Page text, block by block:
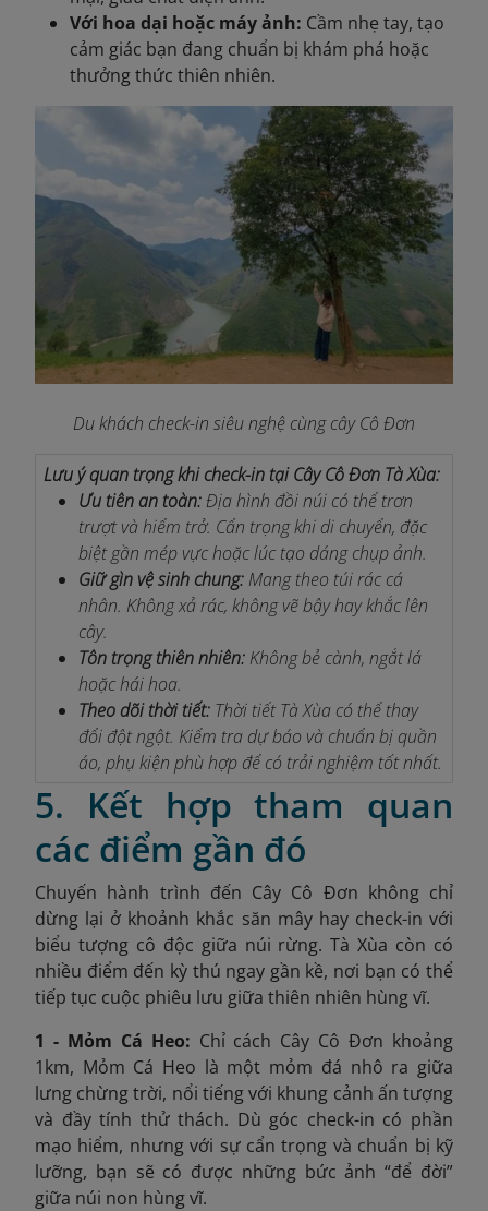
Với hoa dại hoặc máy ảnh: Cầm nhẹ tay, tạo
cảm giác bạn đang chuẩn bị khám phá hoặc
thưởng thức thiên nhiên.
Du khách check-in siêu nghệ cùng cây Cô Đơn
Lưu ý quan trọng khi check-in tại Cây Cô Đơn Tà Xùa:
Ưu tiên an toàn: Địa hình đồi núi có thể trơn
trượt và hiểm trở. Cẩn trọng khi di chuyển, đặc
biệt gần mép vực hoặc lúc tạo dáng chụp ảnh.
Giữ gìn vệ sinh chung: Mang theo túi rác cá
nhân. Không xả rác, không vẽ bậy hay khắc lên
cây.
Tôn trọng thiên nhiên: Không bẻ cành, ngắt lá
hoặc hái hoa.
Theo dõi thời tiết: Thời tiết Tà Xùa có thể thay
đổi đột ngột. Kiểm tra dự báo và chuẩn bị quần
áo, phụ kiện phù hợp để có trải nghiệm tốt nhất.
5. Kết hợp tham quan
các điểm gần đó
Chuyến hành trình đến Cây Cô Đơn không chỉ
dừng lại ở khoảnh khắc săn mây hay check-in với
biểu tượng cô độc giữa núi rừng. Tà Xùa còn có
nhiều điểm đến kỳ thú ngay gần kề, nơi bạn có thể
tiếp tục cuộc phiêu lưu giữa thiên nhiên hùng vĩ.
1 - Mỏm Cá Heo: Chỉ cách Cây Cô Đơn khoảng
1km, Mỏm Cá Heo là một mỏm đá nhô ra giữa
lưng chừng trời, nổi tiếng với khung cảnh ấn tượng
và đầy tính thử thách. Dù góc check-in có phần
mạo hiểm, nhưng với sự cẩn trọng và chuẩn bị kỹ
lưỡng, bạn sẽ có được những bức ảnh “để đời”
giữa núi non hùng vĩ.